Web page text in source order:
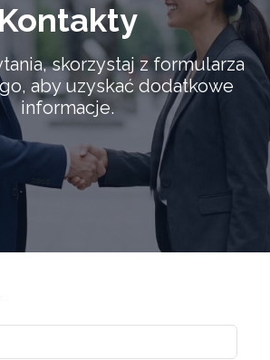
Kontakty
skorzystaj z formularza
aby uzyskać dodatkowe
informacje.